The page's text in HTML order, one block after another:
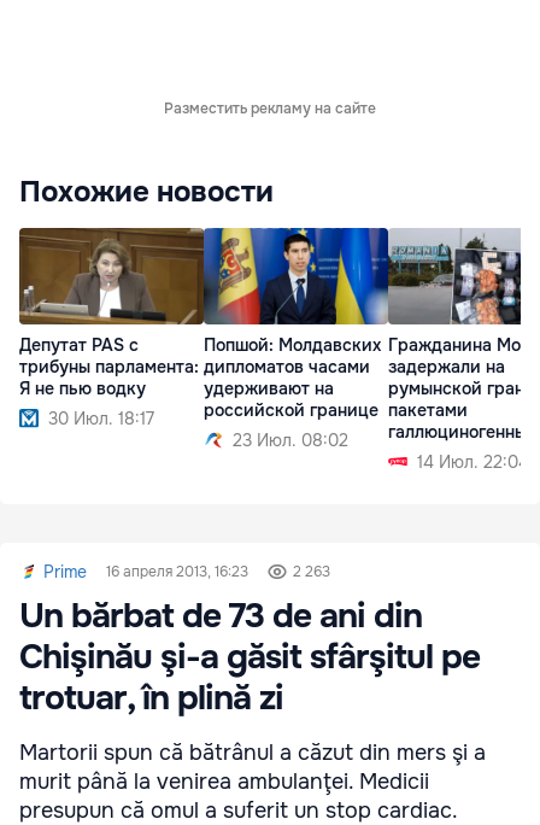
Разместить рекламу на сайте
Похожие новости
Депутат PAS с
трибуны парламента:
Я не пью водку
30 Июл. 18:17
Попшой: Молдавских
дипломатов часами
удерживают на
российской границе
23 Июл. 08:02
Гражданина
задержали на
румынской
пакетами
галлюциногенных
грибов14 Июл. 22:04
Prime 16 апреля 2013, 16:23 2 263
Un bărbat de 73 de ani din
Chişinău şi-a găsit sfârşitul pe
trotuar, în plină zi
Martorii spun că bătrânul a căzut din mers şi a
murit până la venirea ambulanţei. Medicii
presupun că omul a suferit un stop cardiac.